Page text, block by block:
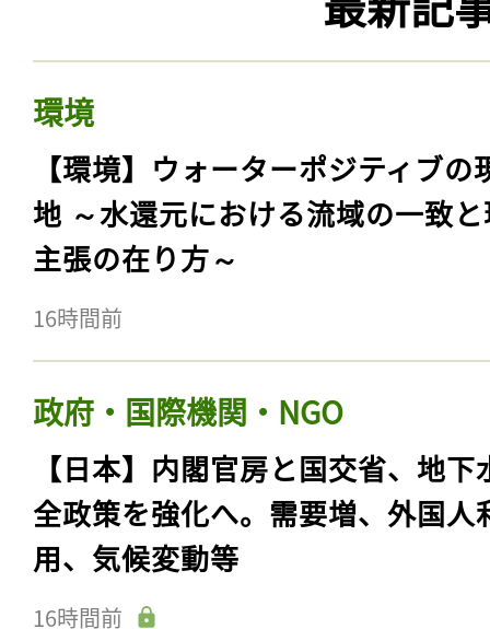
環境
【環境】ウォーターポジティブの
地 ～水還元における流域の一致
主張の在り方～
16時間前
政府・国際機関・NGO
【日本】内閣官房と国交省、地下
全政策を強化へ。需要増、外国人
用、気候変動等
16時間前